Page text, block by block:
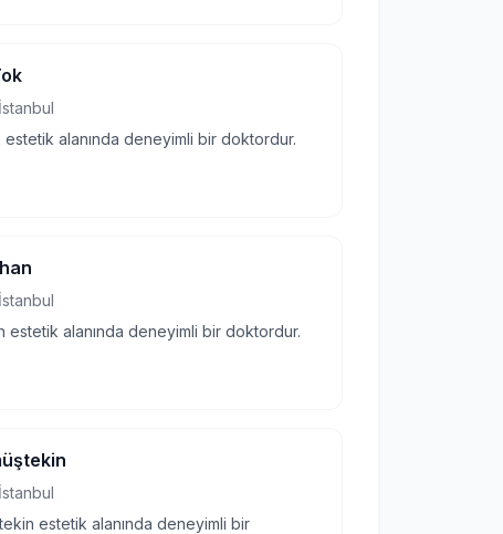
İstanbul
estetik alanında deneyimli bir doktordur.
İstanbul
estetik alanında deneyimli bir doktordur.
İstanbul
estetik alanında deneyimli bir